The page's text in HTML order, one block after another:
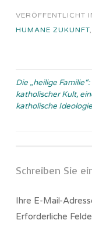
VERÖFFENTLICHT
HUMANE ZUKUNFT,
Die „heilige Familie“:
katholischer Kult,
katholische Ideologie
Schreiben Sie
Ihre E-Mail-
Erforderliche